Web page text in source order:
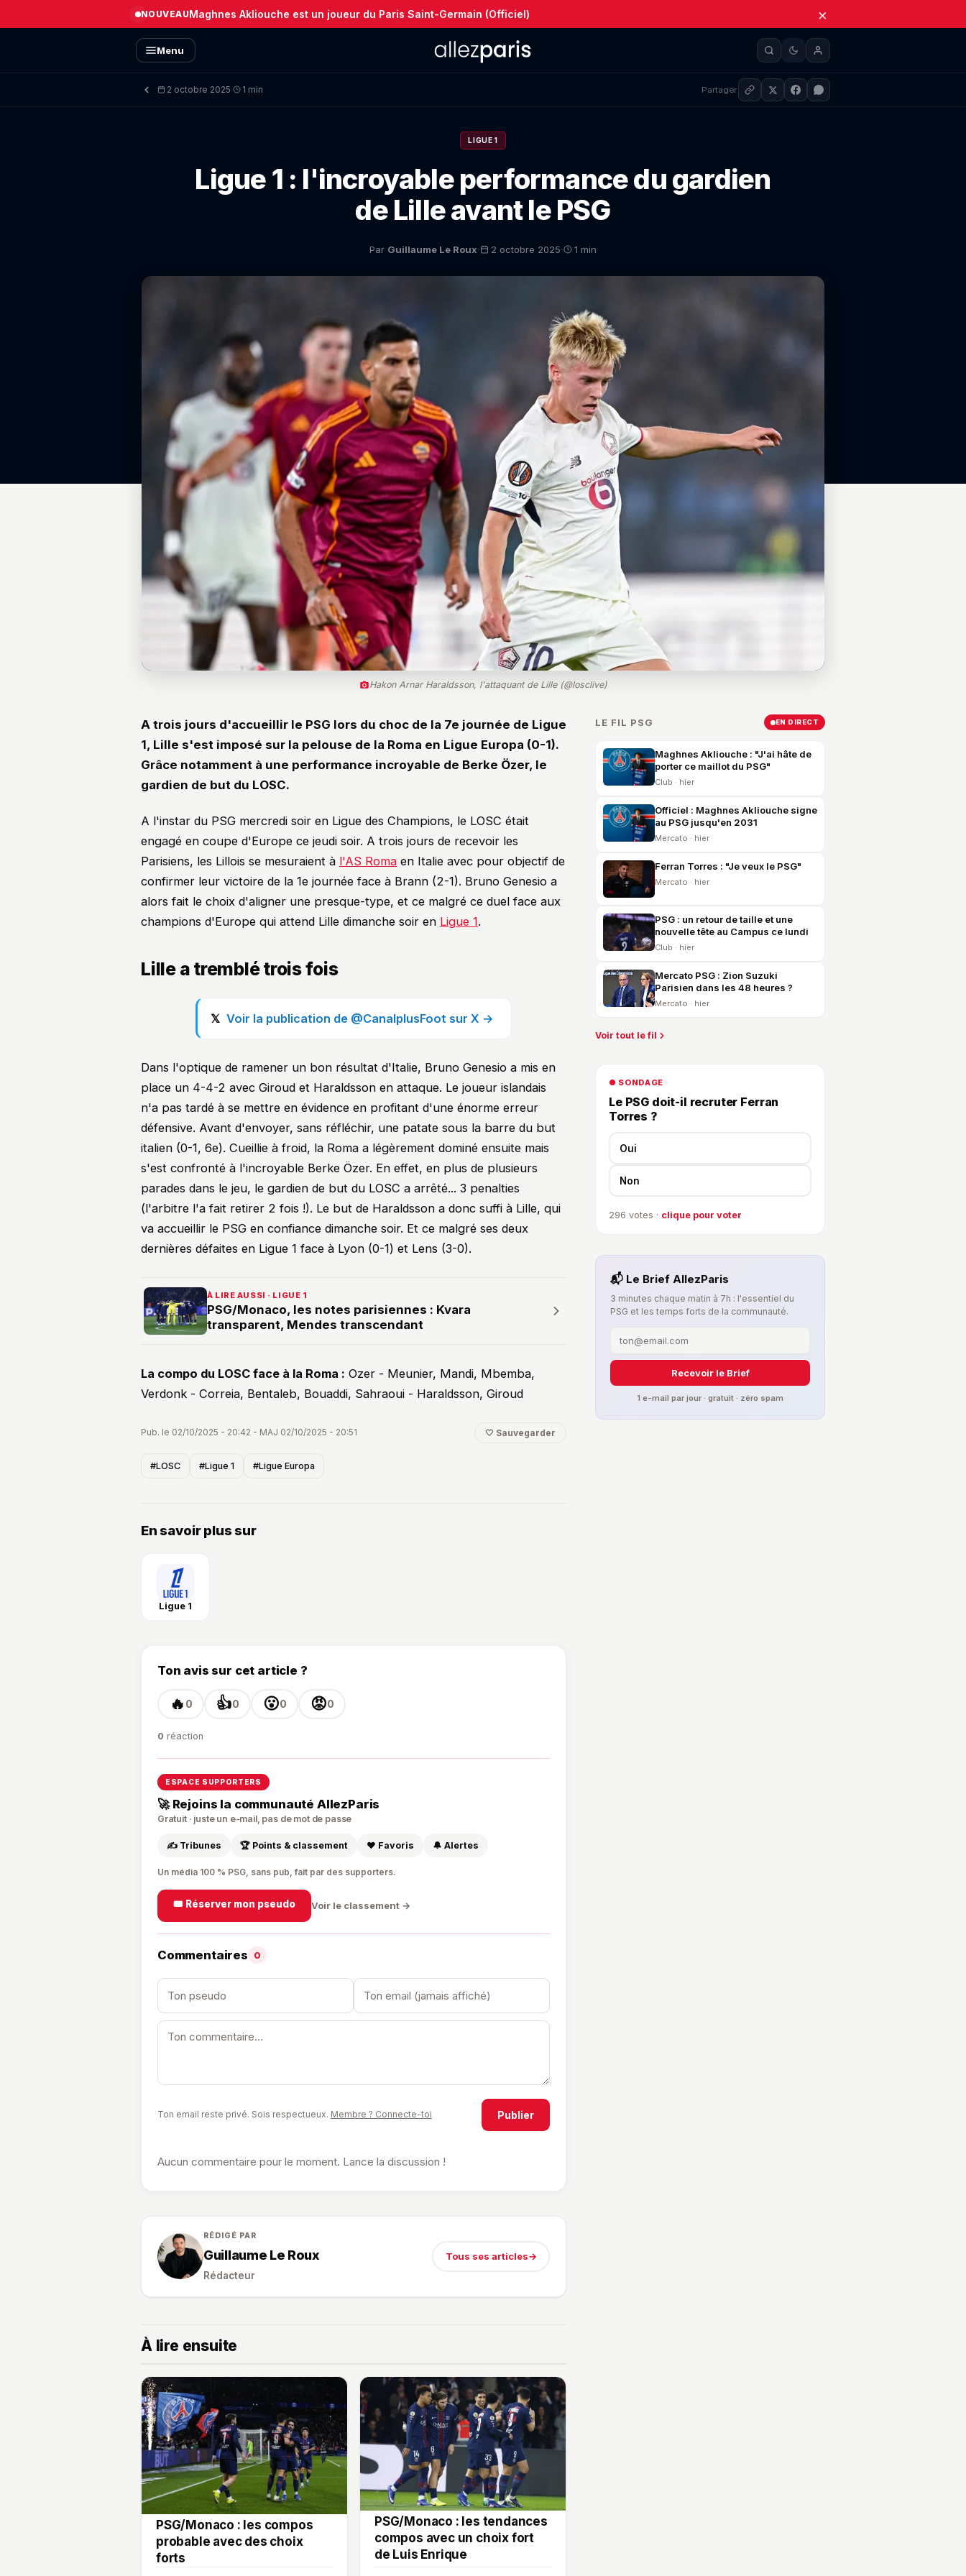
NOUVEAUMaghnes Akliouche est un joueur du Paris Saint-Germain (Officiel) ×
Menu
2 octobre 2025· 1 min Partager
LIGUE 1
Ligue 1 : l'incroyable performance du gardien
de Lille avant le PSG
Par Guillaume Le Roux· 2 octobre 2025· 1 min
Hakon Arnar Haraldsson, l'attaquant de Lille (@losclive)
A trois jours d'accueillir le PSG lors du choc de la 7e journée de Ligue
1, Lille s'est imposé sur la pelouse de la Roma en Ligue Europa (0-1).
Grâce notamment à une performance incroyable de Berke Özer, le
gardien de but du LOSC.
A l'instar du PSG mercredi soir en Ligue des Champions, le LOSC était
engagé en coupe d'Europe ce jeudi soir. A trois jours de recevoir les
Parisiens, les Lillois se mesuraient à l'AS Roma en Italie avec pour objectif de
confirmer leur victoire de la 1e journée face à Brann (2-1). Bruno Genesio a
alors fait le choix d'aligner une presque-type, et ce malgré ce duel face aux
champions d'Europe qui attend Lille dimanche soir en Ligue 1.
Lille a tremblé trois fois
Voir la publication de @CanalplusFoot sur X →
Dans l'optique de ramener un bon résultat d'Italie, Bruno Genesio a mis en
place un 4-4-2 avec Giroud et Haraldsson en attaque. Le joueur islandais
n'a pas tardé à se mettre en évidence en profitant d'une énorme erreur
défensive. Avant d'envoyer, sans réfléchir, une patate sous la barre du but
italien (0-1, 6e). Cueillie à froid, la Roma a légèrement dominé ensuite mais
s'est confronté à l'incroyable Berke Özer. En effet, en plus de plusieurs
parades dans le jeu, le gardien de but du LOSC a arrêté... 3 penalties
(l'arbitre l'a fait retirer 2 fois !). Le but de Haraldsson a donc suffi à Lille, qui
va accueillir le PSG en confiance dimanche soir. Et ce malgré ses deux
dernières défaites en Ligue 1 face à Lyon (0-1) et Lens (3-0).
À LIRE AUSSI · LIGUE 1
PSG/Monaco, les notes parisiennes : Kvara
transparent, Mendes transcendant
La compo du LOSC face à la Roma : Ozer - Meunier, Mandi, Mbemba,
Verdonk - Correia, Bentaleb, Bouaddi, Sahraoui - Haraldsson, Giroud
Pub. le 02/10/2025 - 20:42 - MAJ 02/10/2025 - 20:51 🤍 Sauvegarder
#LOSC #Ligue 1 #Ligue Europa
En savoir plus sur
Ligue 1
Ton avis sur cet article ?
🔥 0 👍0 😮0 😡0
0 réaction
ESPACE SUPPORTERS
🚀 Rejoins la communauté AllezParis
Gratuit · juste un e-mail, pas de mot de passe
✍️ Tribunes 🏆 Points & classement ❤️ Favoris 🔔 Alertes
Un média 100 % PSG, sans pub, fait par des supporters.
🎟️ Réserver mon pseudo Voir le classement →
Commentaires 0
Ton email reste privé. Sois respectueux. Membre ? Connecte-toi Publier
Aucun commentaire pour le moment. Lance la discussion !
RÉDIGÉ PAR
Guillaume Le Roux
Rédacteur
Tous ses articles→
À lire ensuite
PSG/Monaco : les compos
probable avec des choix
forts
PSG/Monaco : les tendances
compos avec un choix fort
de Luis Enrique
LE FIL PSG EN DIRECT
Maghnes Akliouche : "J'ai hâte de
porter ce maillot du PSG"
Club · hier
Officiel : Maghnes Akliouche signe
au PSG jusqu'en 2031
Mercato · hier
Ferran Torres : "Je veux le PSG"
Mercato · hier
PSG : un retour de taille et une
nouvelle tête au Campus ce lundi
Club · hier
Mercato PSG : Zion Suzuki
Parisien dans les 48 heures ?
Mercato · hier
Voir tout le fil
● SONDAGE
Le PSG doit-il recruter Ferran
Torres ?
Oui
Non
296 votes · clique pour voter
📬 Le Brief AllezParis
3 minutes chaque matin à 7h : l'essentiel du
PSG et les temps forts de la communauté.
Recevoir le Brief
1 e-mail par jour · gratuit · zéro spam